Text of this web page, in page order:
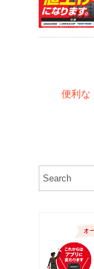
便利な